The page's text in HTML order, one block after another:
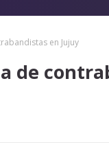
en Jujuy
de